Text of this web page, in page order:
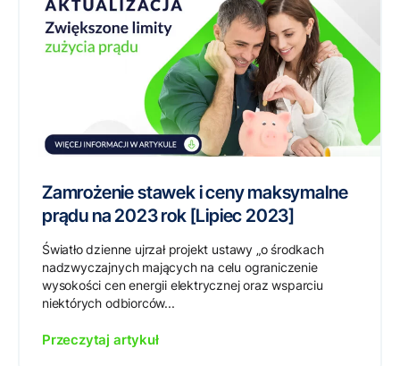
Zamrożenie stawek i ceny maksymalne
prądu na 2023 rok [Lipiec 2023]
Światło dzienne ujrzał projekt ustawy „o środkach
nadzwyczajnych mających na celu ograniczenie
wysokości cen energii elektrycznej oraz wsparciu
niektórych odbiorców...
Przeczytaj artykuł